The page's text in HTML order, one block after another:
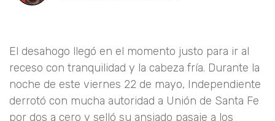
El desahogo llegó en el momento justo para ir al
receso con tranquilidad y la cabeza fría. Durante la
noche de este viernes 22 de mayo, Independiente
derrotó con mucha autoridad a Unión de Santa Fe
por dos a cero y selló su ansiado pasaje a los